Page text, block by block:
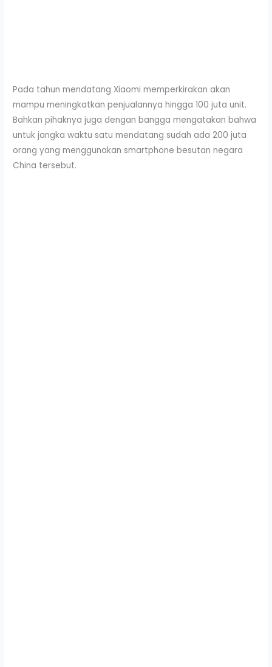
Pada tahun mendatang Xiaomi memperkirakan akan
mampu meningkatkan penjualannya hingga 100 juta unit.
Bahkan pihaknya juga dengan bangga mengatakan bahwa
untuk jangka waktu satu mendatang sudah ada 200 juta
orang yang menggunakan smartphone besutan negara
China tersebut.